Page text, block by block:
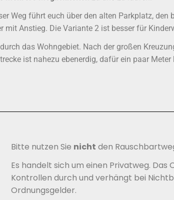
Weg führt euch über den alten Parkplatz, den
mit Anstieg. Die Variante 2 ist besser für
das Wohngebiet. Nach der großen
ist nahezu ebenerdig, dafür ein paar Meter
Bitte nutzen Sie nicht den
Es handelt sich um einen Privatweg.
Kontrollen durch und verhängt bei
Ordnungsgelder.